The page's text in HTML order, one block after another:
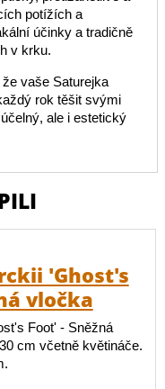
potížích a
účinky a tradičně
v krku.
vaše Saturejka
rok těšit svými
ale i estetický
'Ghost's
vločka
Foot' - Sněžná
cm včetně květináče.